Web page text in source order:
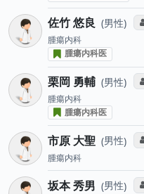
佐竹 悠良 男性
腫瘍内科
腫瘍内科医
栗岡 勇輔 男性
腫瘍内科
腫瘍内科医
市原 大聖 男性
腫瘍内科
坂本 秀男 男性